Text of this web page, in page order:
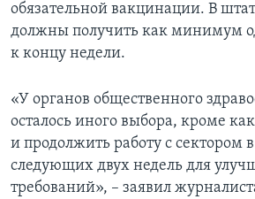
обязательной вакцинации. В
должны получить как минимум
к концу недели.
«У органов общественного
осталось иного выбора, кроме
и продолжить работу с сектором
следующих двух недель для
требований», – заявил